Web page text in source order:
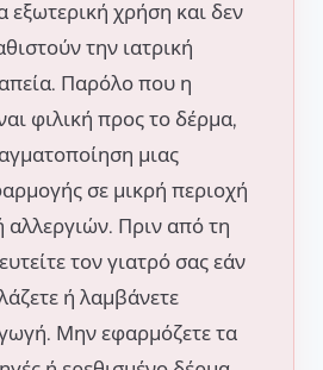
εξωτερική χρήση και δεν
την ιατρική
Παρόλο που η
φιλική προς το δέρμα,
μιας
σε μικρή περιοχή
αλλεργιών. Πριν από τη
τον γιατρό σας εάν
ή λαμβάνετε
Μην εφαρμόζετε τα